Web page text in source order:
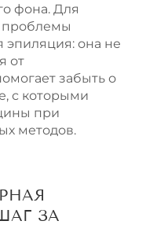
фона. Для
проблемы
эпиляция: она не
от
забыть о
с которыми
при
методов.
ЗА